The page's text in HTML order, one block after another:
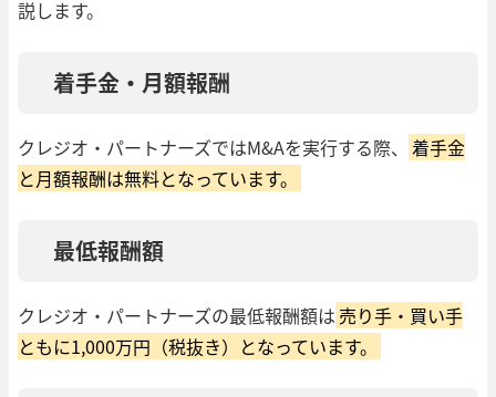
説します。
着手金・月額報酬
クレジオ・パートナーズではM&Aを実行する際、
着手金
と月額報酬は無料となっています。
最低報酬額
クレジオ・パートナーズの最低報酬額は 売り手・買い手
ともに1,000万円（税抜き）となっています。